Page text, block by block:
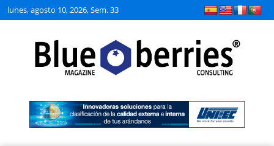
lunes, agosto 10, 2026, Sem. 33